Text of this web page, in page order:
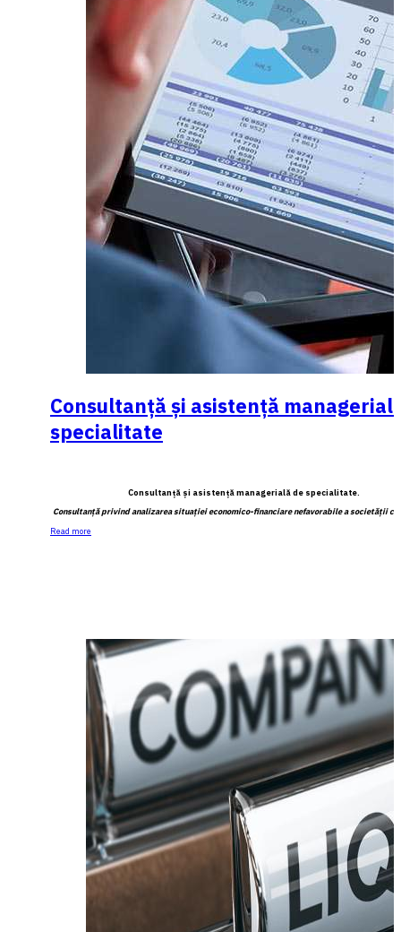
Consultanţă şi asistenţă
specialitate
Consultanţă şi asistenţă managerială de specialitate.
Consultanţă privind analizarea situaţiei economico-financiare nefavorabile a societăţii
Read more